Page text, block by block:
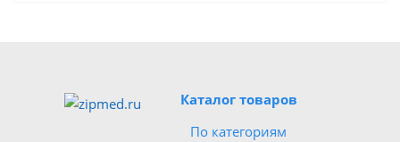
Каталог товаров
По категориям